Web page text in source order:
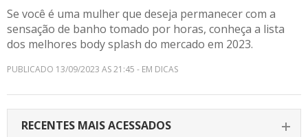
Se você é uma mulher que deseja permanecer com a
sensação de banho tomado por horas, conheça a lista
dos melhores body splash do mercado em 2023.
PUBLICADO 13/09/2023 AS 21:45 - EM DICAS
RECENTES MAIS ACESSADOS